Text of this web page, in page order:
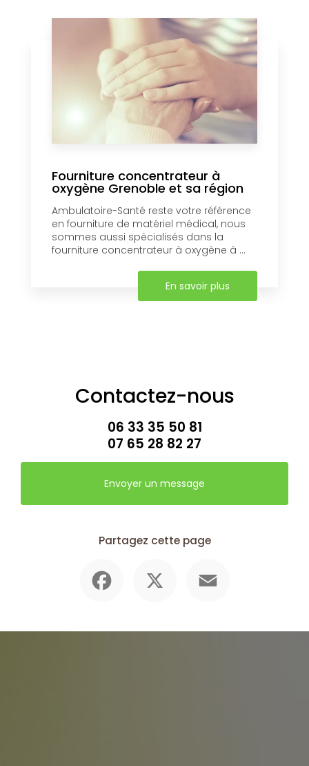
Fourniture concentrateur à
oxygène Grenoble et sa région
Ambulatoire-Santé reste votre référence
en fourniture de matériel médical, nous
sommes aussi spécialisés dans la
fourniture concentrateur à oxygène à ...
En savoir plus
Contactez-nous
06 33 35 50 81
07 65 28 82 27
Envoyer un message
Partagez cette page